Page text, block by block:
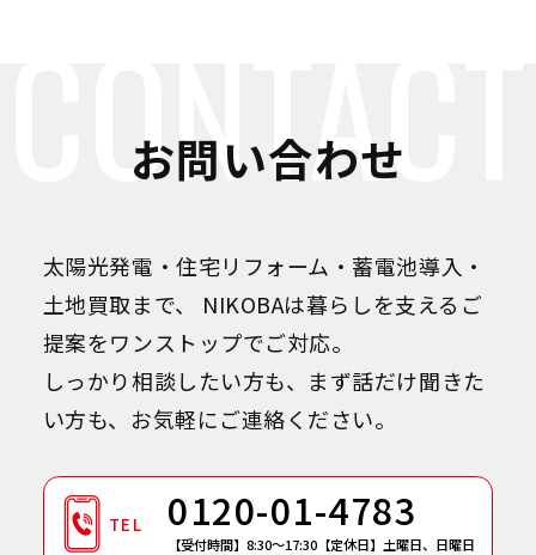
CONTACT
お問い合わせ
太陽光発電・住宅リフォーム・蓄電池導入・
土地買取まで、
NIKOBAは暮らしを支えるご
提案をワンストップでご対応。
しっかり相談したい方も、まず話だけ聞きた
い方も、お気軽にご連絡ください。
TEL 0120-01-4783
【受付時間】8:30～17:30 【定休日】土曜日、日曜日